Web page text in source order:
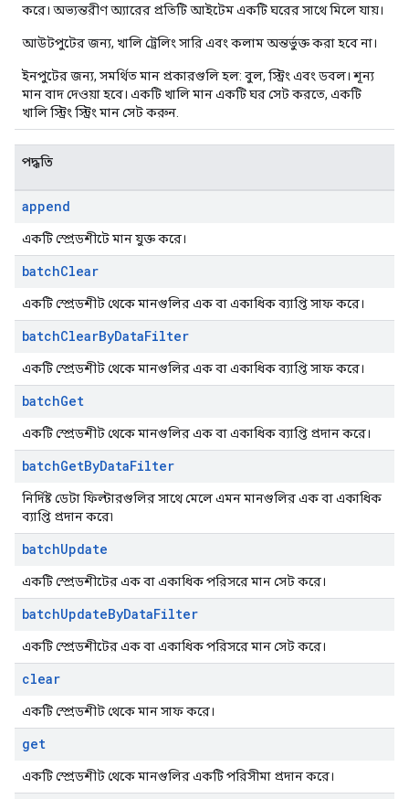
করে। অভ্যন্তরীণ অ্যারের প্রতিটি আইটেম একটি ঘরের সাথে মিলে যায়।
আউটপুটের জন্য, খালি ট্রেলিং সারি এবং কলাম অন্তর্ভুক্ত করা হবে না।
ইনপুটের জন্য, সমর্থিত মান প্রকারগুলি হল: বুল, স্ট্রিং এবং ডবল। শূন্য
মান বাদ দেওয়া হবে। একটি খালি মান একটি ঘর সেট করতে, একটি
খালি স্ট্রিং স্ট্রিং মান সেট করুন.
পদ্ধতি
append
একটি স্প্রেডশীটে মান যুক্ত করে।
batchClear
একটি স্প্রেডশীট থেকে মানগুলির এক বা একাধিক ব্যাপ্তি সাফ করে।
batchClearByDataFilter
একটি স্প্রেডশীট থেকে মানগুলির এক বা একাধিক ব্যাপ্তি সাফ করে।
batchGet
একটি স্প্রেডশীট থেকে মানগুলির এক বা একাধিক ব্যাপ্তি প্রদান করে।
batchGetByDataFilter
নির্দিষ্ট ডেটা ফিল্টারগুলির সাথে মেলে এমন মানগুলির এক বা একাধিক
ব্যাপ্তি প্রদান করে৷
batchUpdate
একটি স্প্রেডশীটের এক বা একাধিক পরিসরে মান সেট করে।
batchUpdateByDataFilter
একটি স্প্রেডশীটের এক বা একাধিক পরিসরে মান সেট করে।
clear
একটি স্প্রেডশীট থেকে মান সাফ করে।
get
একটি স্প্রেডশীট থেকে মানগুলির একটি পরিসীমা প্রদান করে।